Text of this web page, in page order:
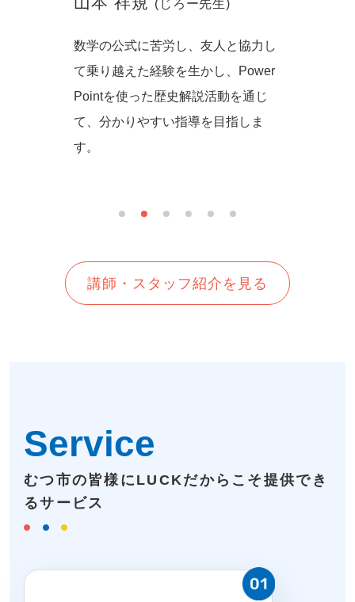
(じろー先生)
数学の公式に苦労し、友人と協力し
て乗り越えた経験を生かし、Power
Pointを使った歴史解説活動を通じ
て、分かりやすい指導を目指しま
す。
講師・スタッフ紹介を見る
Service
むつ市の皆様にLUCKだからこそ提供でき
るサービス